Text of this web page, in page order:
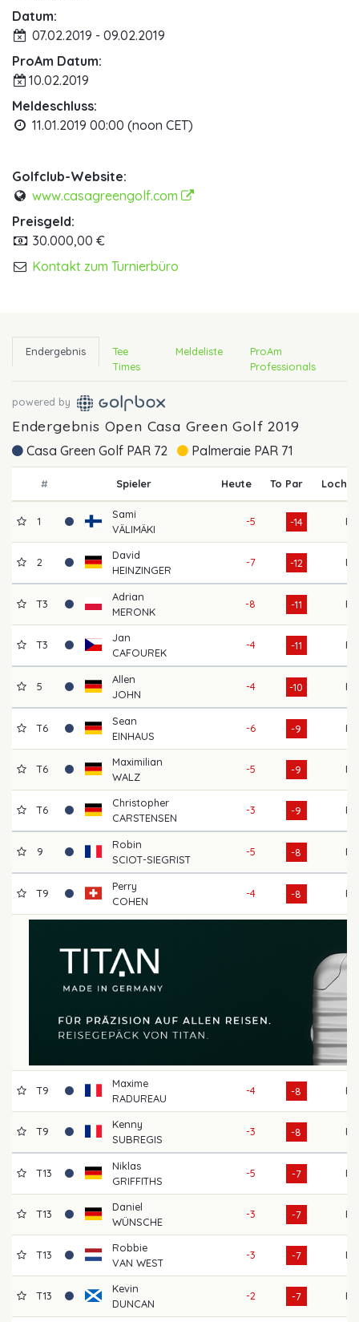
Datum:
07.02.2019 - 09.02.2019
ProAm Datum:
10.02.2019
Meldeschluss:
11.01.2019 00:00 (noon CET)
Golfclub-Website:
www.casagreengolf.com
Preisgeld:
30.000,00 €
Kontakt zum Turnierbüro
Endergebnis
Tee
Times
Meldeliste
ProAm
Professionals
powered by
Endergebnis Open Casa Green Golf 2019
Casa Green Golf PAR 72 Palmeraie PAR 71
# Spieler Heute To Par Loch
1
Sami
VÄLIMÄKI
-5 -14 F
2
David
HEINZINGER
-7 -12 F
T3
Adrian
MERONK
-8 -11 F
T3
Jan
CAFOUREK
-4 -11 F
5
Allen
JOHN
-4 -10 F
T6
Sean
EINHAUS
-6 -9 F
T6
Maximilian
WALZ
-5 -9 F
T6
Christopher
CARSTENSEN
-3 -9 F
9
Robin
SCIOT-SIEGRIST
-5 -8 F
T9
Perry
COHEN
-4 -8 F
T9
Maxime
RADUREAU
-4 -8 F
T9
Kenny
SUBREGIS
-3 -8 F
T13
Niklas
GRIFFITHS
-5 -7 F
T13
Daniel
WÜNSCHE
-3 -7 F
T13
Robbie
VAN WEST
-3 -7 F
T13
Kevin
DUNCAN
-2 -7 F